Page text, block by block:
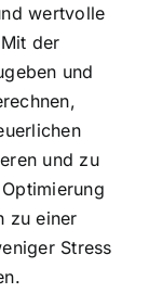
wertvolle
der
und
und zu
zu einer
Stress